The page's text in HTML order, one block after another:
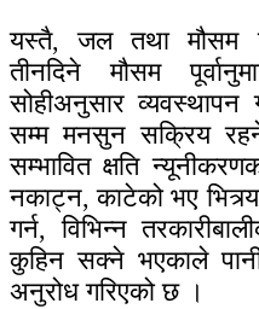
यस्तै, जल तथा मौसम
तीनदिने मौसम
सोहीअनुसार
सम्म मनसुन सक्रिय
सम्भावित क्षति
नकाट्न, काटेको भए
गर्न, विभिन्न
कुहिन सक्ने भएकाले
अनुरोध गरिएको छ ।